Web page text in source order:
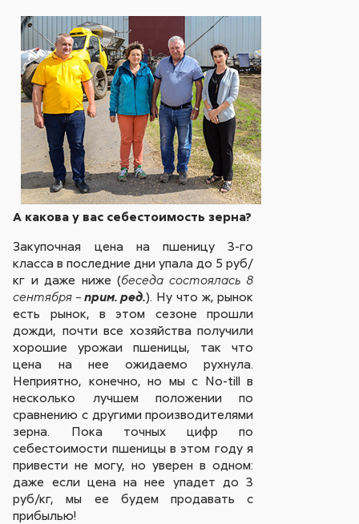
А какова у вас себестоимость зерна?
Закупочная цена на пшеницу 3-го
класса в последние дни упала до 5 руб/
кг и даже ниже (беседа состоялась 8
сентября – прим. ред.). Ну что ж, рынок
есть рынок, в этом сезоне прошли
дожди, почти все хозяйства получили
хорошие урожаи пшеницы, так что
цена на нее ожидаемо рухнула.
Неприятно, конечно, но мы с No-till в
несколько лучшем положении по
сравнению с другими производителями
зерна. Пока точных цифр по
себестоимости пшеницы в этом году я
привести не могу, но уверен в одном:
даже если цена на нее упадет до 3
руб/кг, мы ее будем продавать с
прибылью!